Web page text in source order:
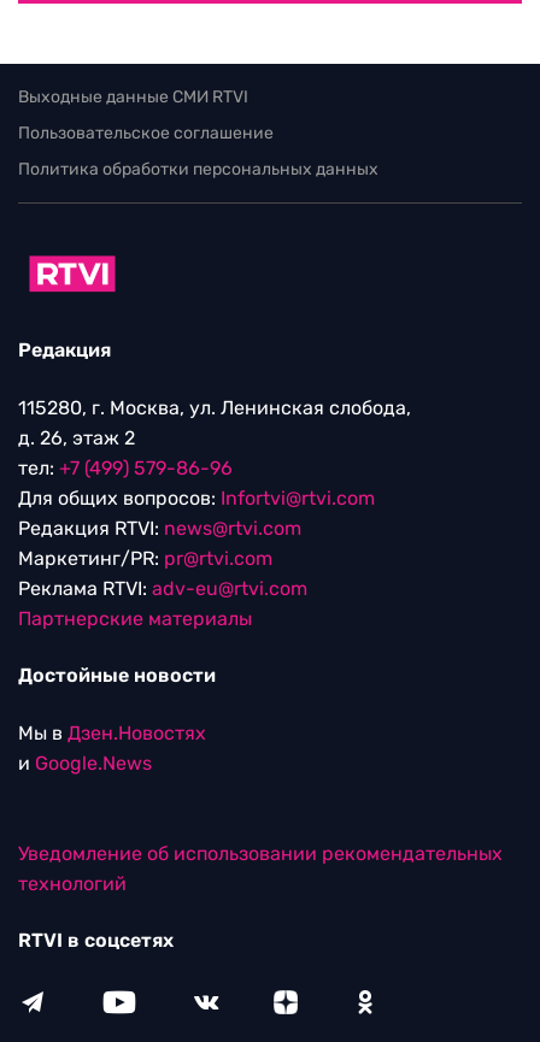
Выходные данные СМИ RTVI
Пользовательское соглашение
Политика обработки персональных данных
Редакция
115280, г. Москва, ул. Ленинская слобода,
д. 26, этаж 2
тел: +7 (499) 579-86-96
Для общих вопросов: Infortvi@rtvi.com
Редакция RTVI: news@rtvi.com
Маркетинг/PR: pr@rtvi.com
Реклама RTVI: adv-eu@rtvi.com
Партнерские материалы
Достойные новости
Мы в Дзен.Новостях
и Google.News
Уведомление об использовании рекомендательных
технологий
RTVI в соцсетях